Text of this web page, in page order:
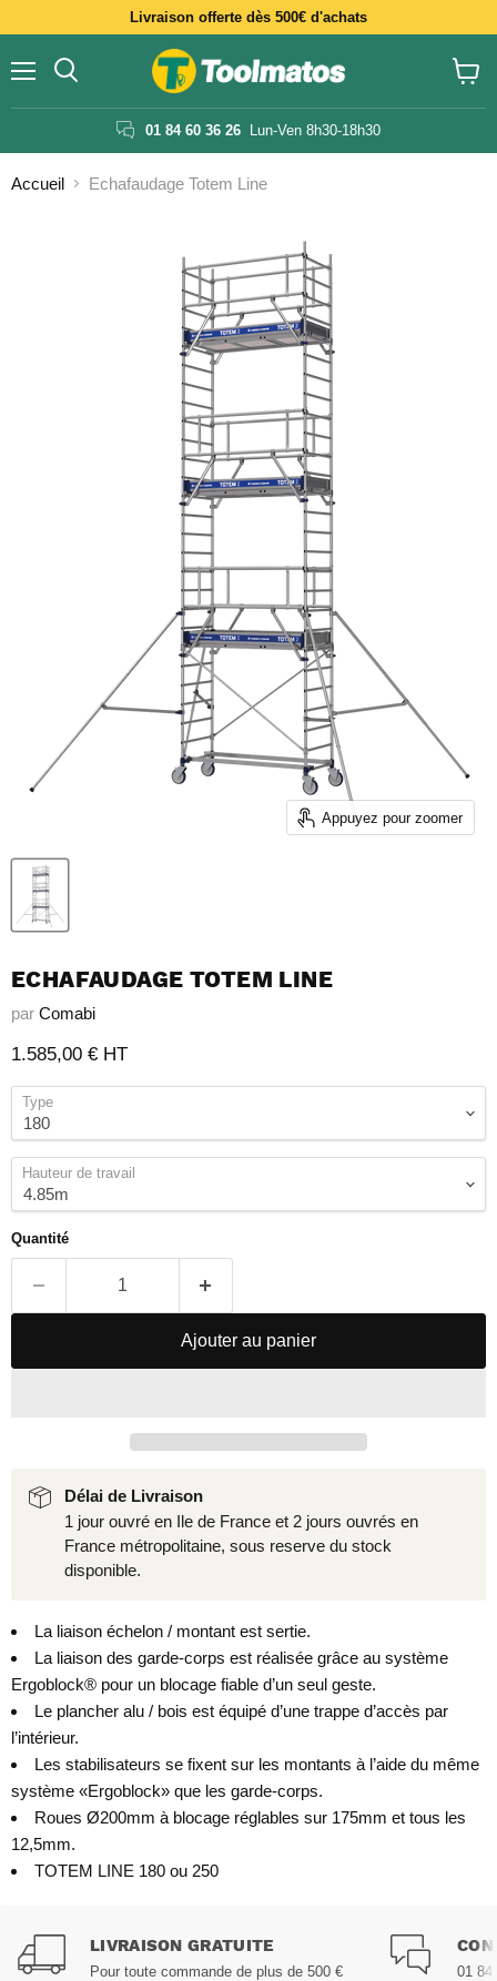
Livraison offerte dès 500€ d'achats
01 84 60 36 26 Lun-Ven 8h30-18h30
le
Accueil Echafaudage Totem Line
Appuyez pour zoomer
ECHAFAUDAGE TOTEM LINE
par Comabi
Prix actuel
1.585,00 € HT
Type
Hauteur de travail
Quantité
Ajouter au panier
Délai de Livraison
1 jour ouvré en Ile de France et 2 jours ouvrés en
France métropolitaine, sous reserve du stock
disponible.
La liaison échelon / montant est sertie.
La liaison des garde-corps est réalisée grâce au système
Ergoblock® pour un blocage fiable d’un seul geste.
Le plancher alu / bois est équipé d’une trappe d’accès par
l’intérieur.
Les stabilisateurs se fixent sur les montants à l’aide du même
système «Ergoblock» que les garde-corps.
Roues Ø200mm à blocage réglables sur 175mm et tous les
12,5mm.
TOTEM LINE 180 ou 250
LIVRAISON GRATUITE
Pour toute commande de plus de 500 €
01 84